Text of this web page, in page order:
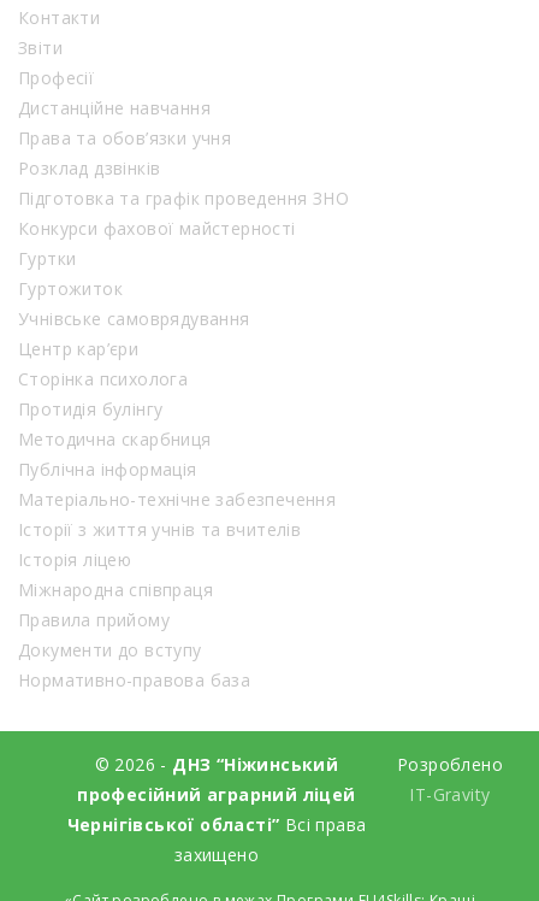
Контакти
Звіти
Професії
Дистанційне навчання
Права та обов’язки учня
Розклад дзвінків
Підготовка та графік проведення ЗНО
Конкурси фахової майстерності
Гуртки
Гуртожиток
Учнівське самоврядування
Центр кар’єри
Сторінка психолога
Протидія булінгу
Методична скарбниця
Публічна інформація
Матеріально-технічне забезпечення
Історії з життя учнів та вчителів
Історія ліцею
Міжнародна співпраця
Правила прийому
Документи до вступу
Нормативно-правова база
© 2026 - ДНЗ “Ніжинський
професійний аграрний ліцей
Чернігівської області” Всі права
захищено
Розроблено
IT-Gravity